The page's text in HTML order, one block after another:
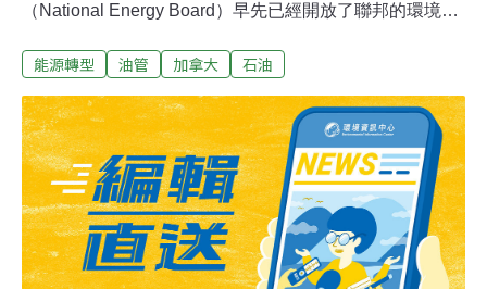
（National Energy Board）早先已經開放了聯邦的環境綠
底，聯邦政府批准了該耗資68億元的油管擴建工程。跨山
增加7倍。卑詩省今次對跨山油管項目開出的有條件環境
許可，是在國家能源局的157項條件之外，主要針對防範
和應對漏油，原住民關注問題和卑詩省分享經濟利益等方
面，額外開出的37項條件。NDP國會議員Kennedy
Stewart批評說：「政治領袖可以設置一堆的紙上條件，而
一次漏油卻會毀掉我們的河流海岸。」
能源轉型 油管 加拿大 石油